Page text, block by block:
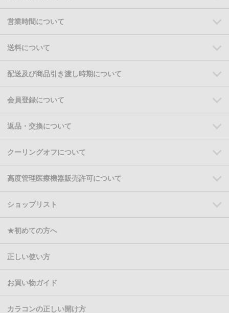
営業時間について
送料について
配送及び商品引き渡し時期について
会員登録について
返品・交換について
クーリングオフについて
高度管理医療機器販売許可について
ショップリスト
★初めての方へ
正しい使い方
お買い物ガイド
カラコンの正しい開け方